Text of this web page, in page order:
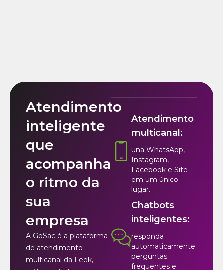
Atendimento
inteligente
que
acompanha
o ritmo da
sua
empresa
A GoSac é a plataforma
de atendimento
multicanal da Leek,
Atendimento
multicanal:
una WhatsApp,
Instagram,
Facebook e Site
em um único
lugar.
Chatbots
inteligentes:
responda
automaticamente
perguntas
frequentes e